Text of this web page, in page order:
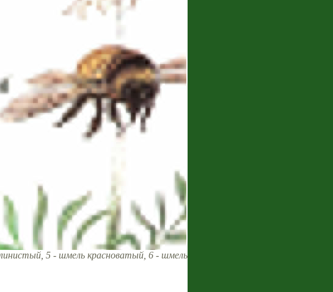
5 - шмель красноватый, 6 - шмель